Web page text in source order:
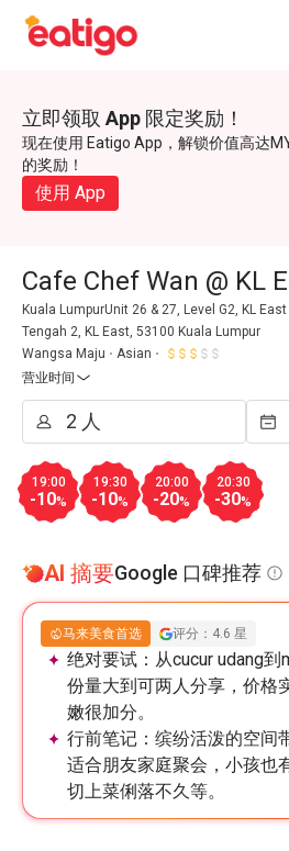
立即领取 App 限定奖励！
现在使用 Eatigo App，解锁价值高达
的奖励！
使用 App
Cafe Chef Wan @ KL
Kuala LumpurUnit 26 & 27, Level G2, KL
Tengah 2, KL East, 53100 Kuala Lumpur
Wangsa Maju
Asian
营业时间
19:00
-10%
19:30
-10%
20:00
-20%
20:30
-30%
AI 摘要Google 口碑推荐
马来美食首选 评分：4.6 星
绝对要试： 从cucur udang到
份量大到可两人分享，价格
嫩很加分。
行前笔记： 缤纷活泼的空间
适合朋友家庭聚会，小孩也
切上菜俐落不久等。